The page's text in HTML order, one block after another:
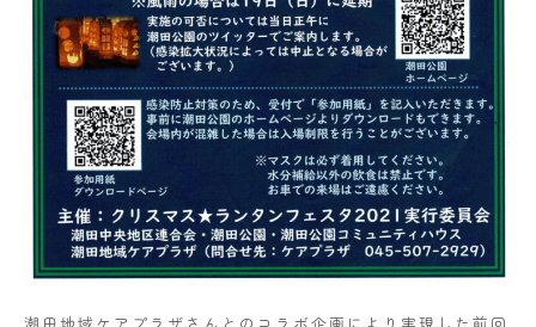
潮田地域ケアプラザさんとのコラボ企画により実現した前回